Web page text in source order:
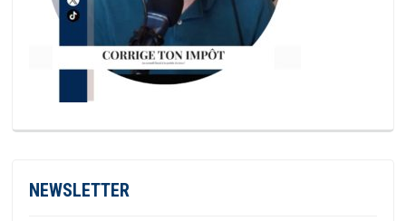
NEWSLETTER